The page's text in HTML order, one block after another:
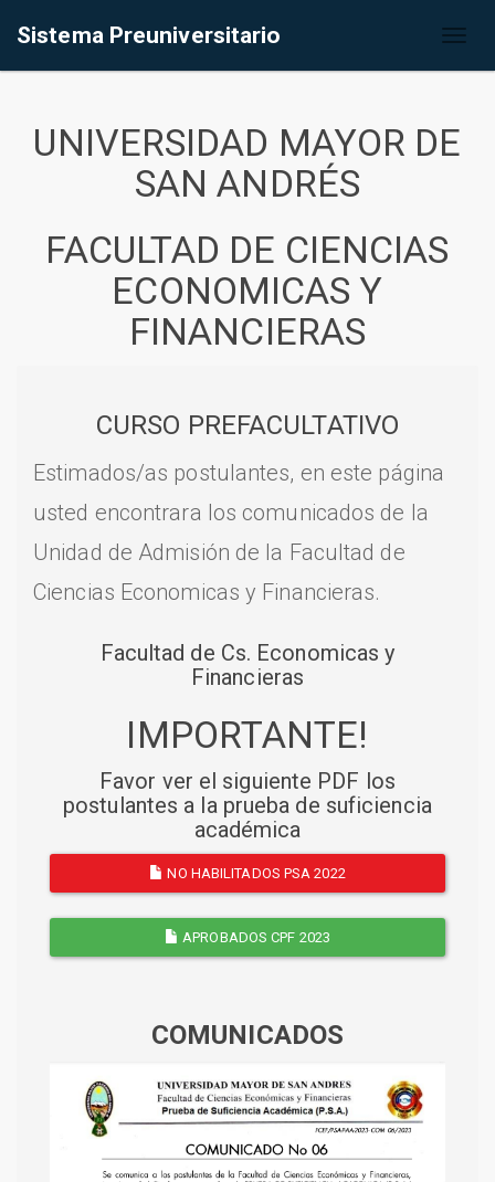
Sistema Preuniversitario
UNIVERSIDAD MAYOR DE
SAN ANDRÉS
FACULTAD DE CIENCIAS
ECONOMICAS Y
FINANCIERAS
CURSO PREFACULTATIVO
Estimados/as postulantes, en este página
usted encontrara los comunicados de la
Unidad de Admisión de la Facultad de
Ciencias Economicas y Financieras.
Facultad de Cs. Economicas y
Financieras
IMPORTANTE!
Favor ver el siguiente PDF los
postulantes a la prueba de suficiencia
académica
NO HABILITADOS PSA 2022
APROBADOS CPF 2023
COMUNICADOS